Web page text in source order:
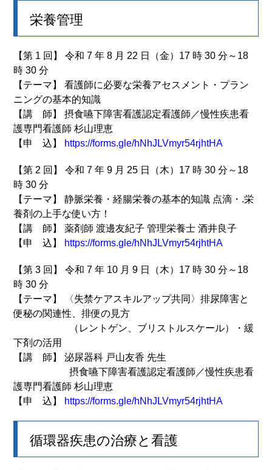
栄養管理
【第 1 回】 令和 7 年 8 月 22 日（金）17 時 30 分～18
時 30 分
【テーマ】 看護師に必要な栄養アセスメント・プラン
ニングの基本的知識
【講 師】 摂食嚥下障害看護認定看護師／慢性疾患看
護専門看護師 杉山理恵
【申 込】 https://forms.gle/hNhJLVmyr54rjhtHA
【第 2 回】 令和 7 年 9 月 25 日（木）17 時 30 分～18
時 30 分
【テーマ】 静脈栄養・経腸栄養の基本的知識 点滴・.栄
養剤の上手な使い方！
【講 師】 薬剤師 渡邊友紀子 管理栄養士 酒井良子
【申 込】 https://forms.gle/hNhJLVmyr54rjhtHA
【第 3 回】 令和 7 年 10 月 9 日（木）17 時 30 分～18
時 30 分
【テーマ】 〈失禁ケアスキルアップ共同〉排尿障害と
便秘の関連性、排便の見方
（レントゲン、ブリストルスケール）・緩
下剤の活用
【講 師】 泌尿器科 戸山友香 先生
摂食嚥下障害看護認定看護師／慢性疾患看
護専門看護師 杉山理恵
【申 込】 https://forms.gle/hNhJLVmyr54rjhtHA
循環器疾患の治療と看護